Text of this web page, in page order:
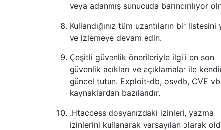
veya adanmış sunucuda barındırılıyor
Kullandığınız tüm uzantıların bir listesini
ve izlemeye devam edin.
Çeşitli güvenlik önerileriyle ilgili en son
güvenlik açıkları ve açıklamalar ile
güncel tutun. Exploit-db, osvdb, CVE
kaynaklardan bazılarıdır.
.Htaccess dosyanızdaki izinleri, yazma
izinlerini kullanarak varsayılan olarak